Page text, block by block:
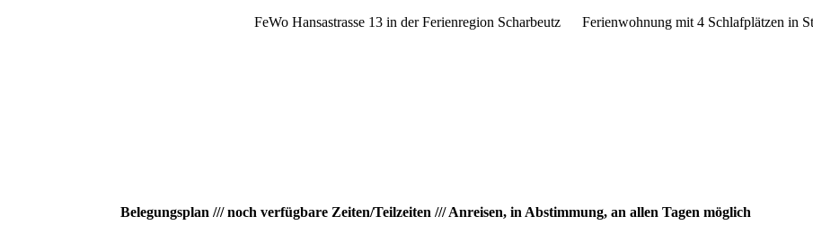
FeWo Hansastrasse 13 in der Ferienregion Scharbeutz Ferienwohnung mit 4 Schlafplätzen in
Belegungsplan /// noch verfügbare Zeiten/Teilzeiten /// Anreisen, in Abstimmung, an allen Tagen möglich